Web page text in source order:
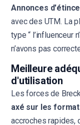
Annonces
avec des UTM. La
type “ l’influenceur
n’avons pas
Meilleure
d'utilisation
Les forces de
axé sur les
accroches